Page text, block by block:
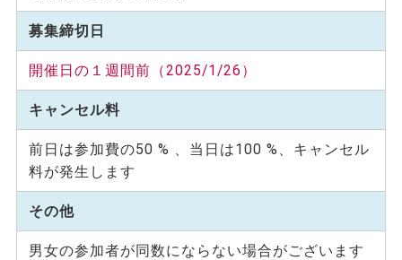
募集締切日
開催日の１週間前（2025/1/26）
キャンセル料
前日は参加費の50 % 、当日は100 %、キャンセル
料が発生します
その他
男女の参加者が同数にならない場合がございます